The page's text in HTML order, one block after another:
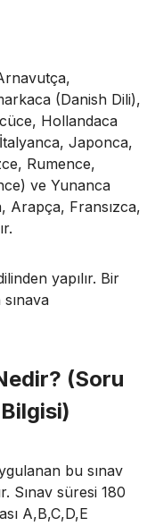
(Danish Dili),
Hollandaca
Japonca,
Rumence,
ve Yunanca
Arapça, Fransızca,
yapılır. Bir
(Soru
bu sınav
Sınav süresi 180
A,B,C,D,E